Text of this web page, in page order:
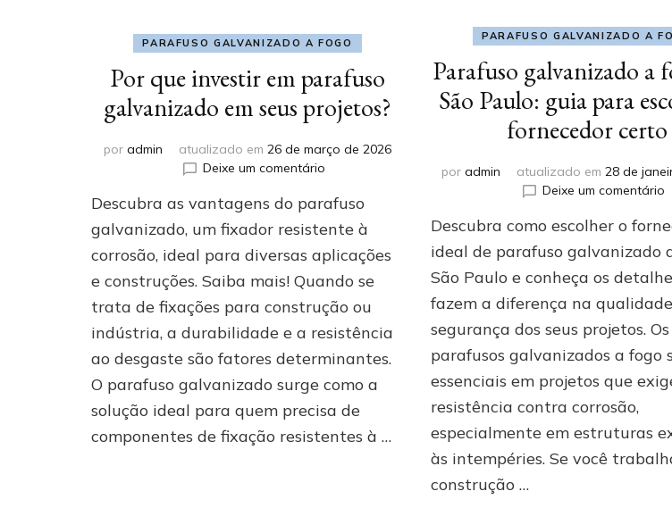
PARAFUSO GALVANIZADO A FOGO
Por que investir em parafuso
galvanizado em seus projetos?
por admin atualizado em 26 de março de 2026
Deixe um comentárioem
que
investir
parafuso
galvanizado
em
seus
projetos?
Descubra as vantagens do parafuso
galvanizado, um fixador resistente à
corrosão, ideal para diversas aplicações
e construções. Saiba mais! Quando se
trata de fixações para construção ou
indústria, a durabilidade e a resistência
ao desgaste são fatores determinantes.
O parafuso galvanizado surge como a
solução ideal para quem precisa de
componentes de fixação resistentes à …
PARAFUSO GALVANIZADO A
Parafuso galvanizado a
São Paulo: guia para
fornecedor certo
por admin atualizado em 28 de
Deixe um comentárioem
a
Descubra como escolher o
ideal de parafuso galvanizado
São Paulo e conheça os
fazem a diferença na
segurança dos seus projetos. Os
parafusos galvanizados a fogo
essenciais em projetos que
resistência contra corrosão,
especialmente em estruturas
às intempéries. Se você
construção …